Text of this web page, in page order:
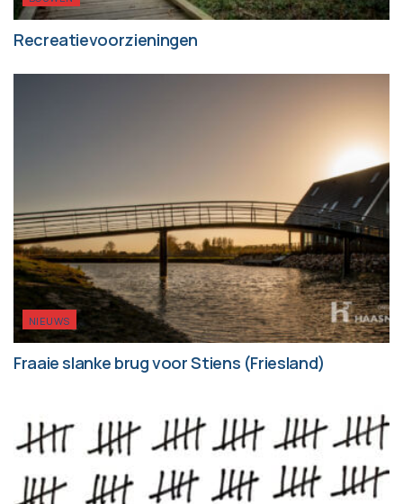
Recreatievoorzieningen
NIEUWS
Fraaie slanke brug voor Stiens (Friesland)